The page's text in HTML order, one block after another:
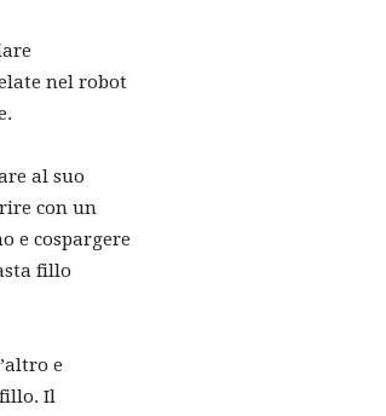
nel robot
al suo
con un
e cospargere
fillo
e
Il